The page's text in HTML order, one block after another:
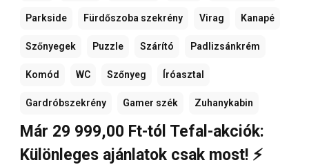
Parkside Fürdőszoba szekrény Virag Kanapé
Szőnyegek Puzzle Szárító Padlizsánkrém
Komód WC Szőnyeg Íróasztal
Gardróbszekrény Gamer szék Zuhanykabin
Már 29 999,00 Ft-tól Tefal-akciók:
Különleges ajánlatok csak most! ⚡